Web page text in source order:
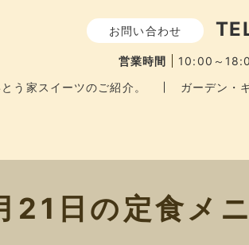
う家スイーツのご紹介。 ガーデン・
お問い合わせ
営業時間 10:00～
日の定食メニ